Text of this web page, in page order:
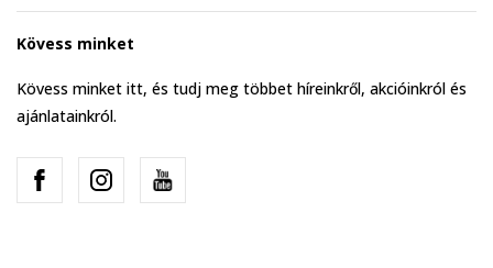
Kövess minket
Kövess minket itt, és tudj meg többet híreinkről, akcióinkról és
ajánlatainkról.